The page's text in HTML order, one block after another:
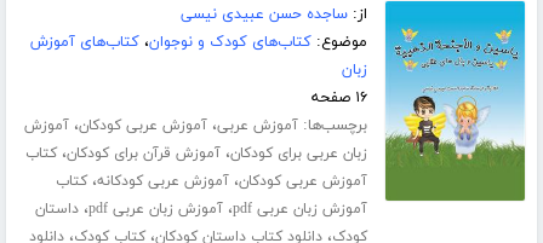
از:ساجده حسن عبیدی نیسی
موضوع:کتاب‌های کودک و نوجوان،کتاب‌های آموزش
زبان
۱۶ صفحه
برچسب‌ها:آموزش عربی،آموزش عربی کودکان،آموزش
زبان عربی برای کودکان،آموزش قرآن برای کودکان،کتاب
آموزش عربی کودکان،آموزش عربی کودکانه،کتاب
آموزش زبان عربی pdf
،آموزش زبان عربی pdf ،داستان
کودک،دانلود کتاب داستان کودکان،کتاب کودک،دانلود